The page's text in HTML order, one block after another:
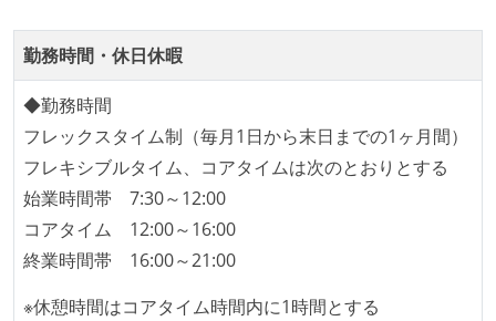
が実行される環境が構築されている
テストの実施度
ほとんどのプロダクトコードに単体テストを記述、実
施している
ほとんどの機能に受け入れテストを記述、実施してい
る
機能の実装と同時にテストコードを記述している
アジャイル実践状況
勤務時間・休日休暇
◆勤務時間
フレックスタイム制（毎月1日から末日までの1ヶ月間）
フレキシブルタイム、コアタイムは次のとおりとする
始業時間帯 7:30～12:00
コアタイム 12:00～16:00
終業時間帯 16:00～21:00
※休憩時間はコアタイム時間内に1時間とする